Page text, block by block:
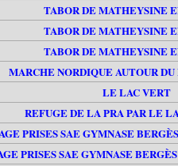
TABOR DE MATHEYSINE
TABOR DE MATHEYSINE
TABOR DE MATHEYSINE
MARCHE NORDIQUE AUTOUR
LE LAC VERT
REFUGE DE LA PRA PAR LE
PRISES SAE GYMNASE
PRISES SAE GYMNASE